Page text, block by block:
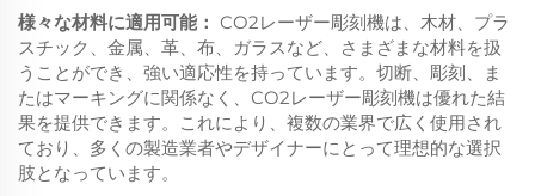
様々な材料に適用可能： CO2レーザー彫刻機は、木材、プラ
スチック、金属、革、布、ガラスなど、さまざまな材料を扱
うことができ、強い適応性を持っています。切断、彫刻、ま
たはマーキングに関係なく、CO2レーザー彫刻機は優れた結
果を提供できます。これにより、複数の業界で広く使用され
ており、多くの製造業者やデザイナーにとって理想的な選択
肢となっています。